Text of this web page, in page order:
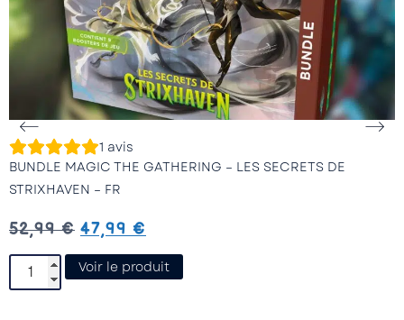
1 avis
BUNDLE MAGIC THE GATHERING – LES SECRETS DE
STRIXHAVEN – FR
52,99€ 47,99 €
Voir le produit